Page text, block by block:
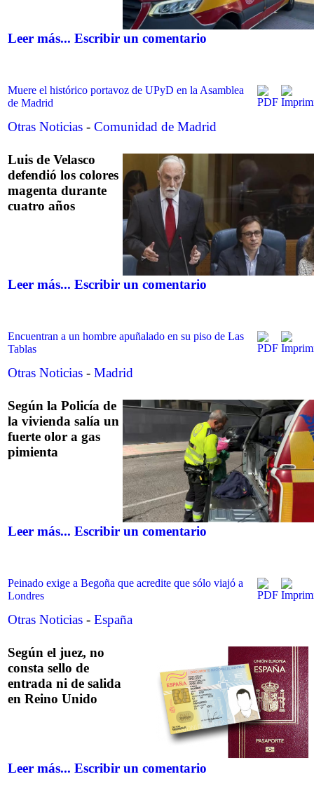
Leer más... Escribir un comentario
Muere el histórico portavoz de UPyD en la Asamblea
de Madrid
Otras Noticias - Comunidad de Madrid
Luis de Velasco
defendió los colores
magenta durante
cuatro años
Leer más... Escribir un comentario
Encuentran a un hombre apuñalado en su piso de Las
Tablas
Otras Noticias - Madrid
Según la Policía de
la vivienda salía un
fuerte olor a gas
pimienta
Leer más... Escribir un comentario
Peinado exige a Begoña que acredite que sólo viajó a
Londres
Otras Noticias - España
Según el juez, no
consta sello de
entrada ni de salida
en Reino Unido
Leer más... Escribir un comentario